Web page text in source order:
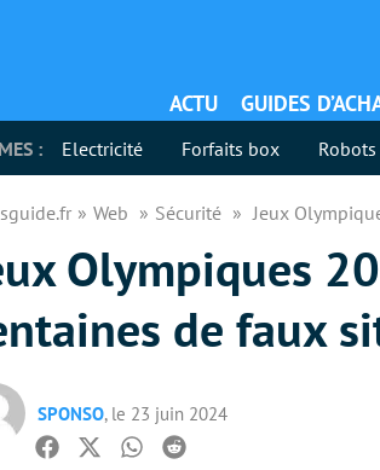
ACTU GUIDES
: Electricité Forfaits box Robots
Web Sécurité Jeux
Olympiques
de faux
SPONSO, le 23 juin 2024
Facebook
TwitterWhatsapp
Reddit